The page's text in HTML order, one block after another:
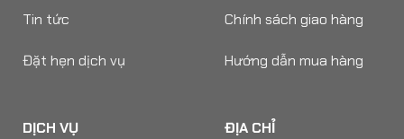
Tin tức
Đặt hẹn dịch vụ
Chính sách giao hàng
Hướng dẫn mua hàng
DỊCH VỤ ĐỊA CHỈ